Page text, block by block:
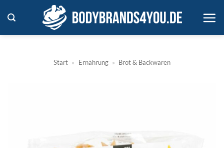
Inhalt
springen
Start » Ernährung » Brot & Backwaren